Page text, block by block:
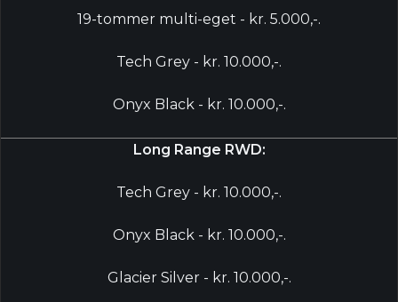
19-tommer multi-eget - kr. 5.000,-.
Tech Grey - kr. 10.000,-.
Onyx Black - kr. 10.000,-.
Long Range RWD:
Tech Grey - kr. 10.000,-.
Onyx Black - kr. 10.000,-.
Glacier Silver - kr. 10.000,-.